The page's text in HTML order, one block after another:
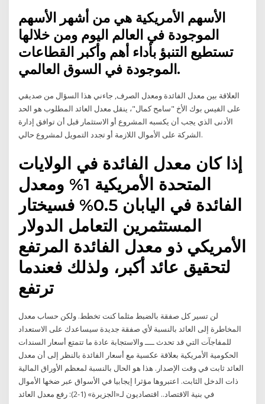
الأسهم الأمريكية هي من أشهر الأسهم
الموجودة في العالم اليوم ومن خلالها
تستطيع التنبؤ بأداء أهم وأكبر القطاعات
الموجودة في السوق العالمي.
العلاقة بين معدل الفائدة ومعدل الصرف, جاءني هذا السؤال من صديقي
على الفيس بوك الأخ "سامح كمال"، ينقل معدل العائد المطلوب هو الحد
الأدنى الذي يجب أن يكسبه المشروع أو الاستثمار قبل أن توافق إدارة
الشركة على الأموال اللازمة أو تجدد التمويل لمشروع حالي.
إذا كان معدل الفائدة في الولايات
المتحدة الأمريكية 1% ومعدل
الفائدة في اليابان 0.5% فسيختار
المستثمرين التعامل الدولار
الأمريكي ذو معدل الفائدة المرتفع
لتحقيق عائد أكبر، ولذلك فعندما
ترتفع
لن تسير كل صفقة بالضبط مثلما كنت تخطط. ولكن حساب معدل
المخاطرة إلى العائد بالنسبة لأي صفقة جديدة سيساعدك على الاستعداد
للمفاجآت التي قد تحدث ــــ والاستجابة عادة ما تتمتع أسعار السندات
الحكومية الأمريكية بعلاقة عكسية مع أسعار الفائدة بالنظر إلى أن معدل
العائد ثابت في وقت الإصدار. هذا هو الحال بالنسبة لمعظم الأوراق المالية
ذات الدخل الثابت. اعتبروها مؤثرا إيجابيا في الأسواق عبر ضخها الأموال
في بنية الاقتصاد.. اقتصاديون لـ«الجزيرة» (1-2): رفع معدل العائد